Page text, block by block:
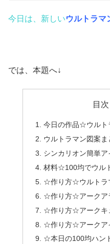
今日は、新しいウルトラマ
では、本題へ↓
目次
今日の作品☆ウルト
ウルトラマン図案
シンカリオン簡単
材料☆100均でウル
☆作り方☆ウルトラ
☆作り方☆アークア
☆作り方☆アークキ
☆作り方☆アークア
☆本日の100均ハン